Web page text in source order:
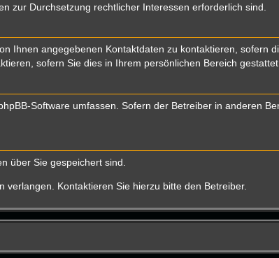
zur Durchsetzung rechtlicher Interessen erforderlich sind.
Ihnen angegebenen Kontaktdaten zu kontaktieren, sofern
sofern Sie dies in Ihrem persönlichen Bereich
Software umfassen. Sofern der Betreiber in anderen
über Sie gespeichert sind.
Kontaktieren Sie hierzu bitte den Betreiber.